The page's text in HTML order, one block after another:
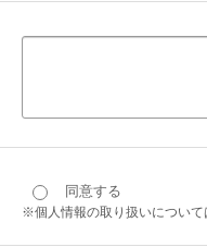
同意する
※個人情報の取り扱いについて